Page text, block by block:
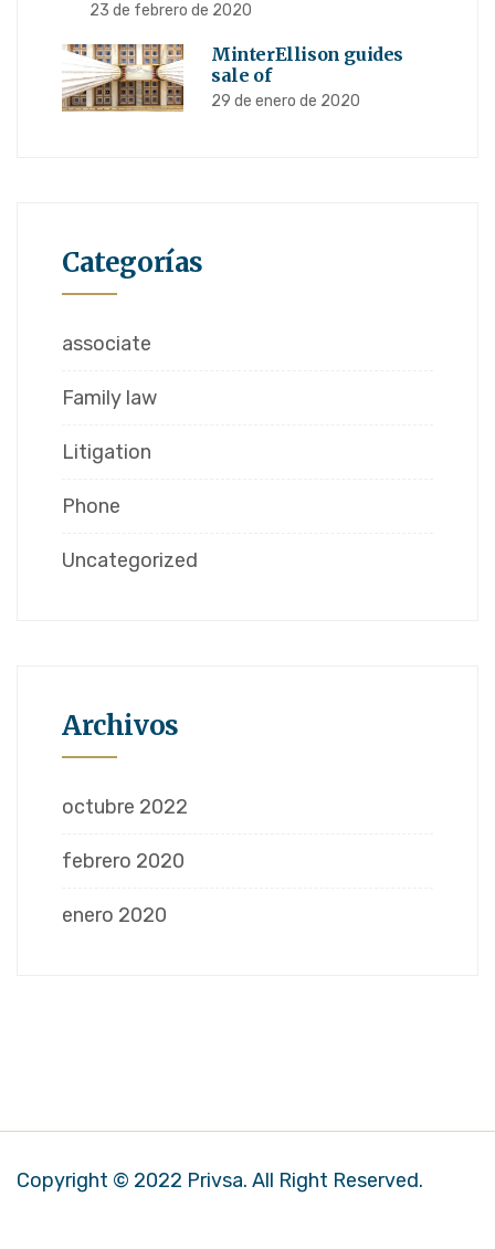
23 de febrero de 2020
MinterEllison guides
sale of
29 de enero de 2020
Categorías
associate
Family law
Litigation
Phone
Uncategorized
Archivos
octubre 2022
febrero 2020
enero 2020
Copyright © 2022 Privsa. All Right Reserved.